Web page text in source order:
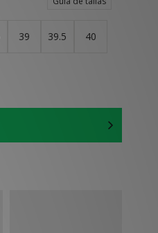
39 39.5 40